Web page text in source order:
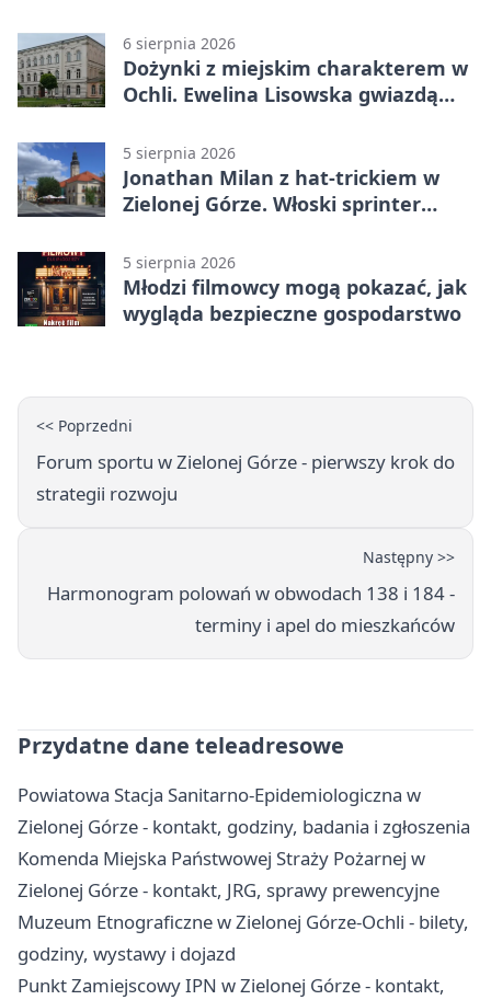
6 sierpnia 2026
Dożynki z miejskim charakterem w
Ochli. Ewelina Lisowska gwiazdą
5 sierpnia 2026
Jonathan Milan z hat-trickiem w
Zielonej Górze. Włoski sprinter
5 sierpnia 2026
Młodzi filmowcy mogą pokazać, jak
wygląda bezpieczne gospodarstwo
<< Poprzedni
Forum sportu w Zielonej Górze - pierwszy krok do
strategii rozwoju
Następny >>
Harmonogram polowań w obwodach 138 i 184 -
terminy i apel do mieszkańców
Przydatne dane teleadresowe
Powiatowa Stacja Sanitarno-Epidemiologiczna w
Zielonej Górze - kontakt, godziny, badania i zgłoszenia
Komenda Miejska Państwowej Straży Pożarnej w
Zielonej Górze - kontakt, JRG, sprawy prewencyjne
Muzeum Etnograficzne w Zielonej Górze-Ochli - bilety,
godziny, wystawy i dojazd
Punkt Zamiejscowy IPN w Zielonej Górze - kontakt,